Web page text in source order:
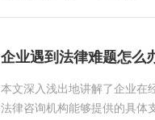
企业遇到法律难题怎么
本文深入浅出地讲解了企业在
法律咨询机构能够提供的具体